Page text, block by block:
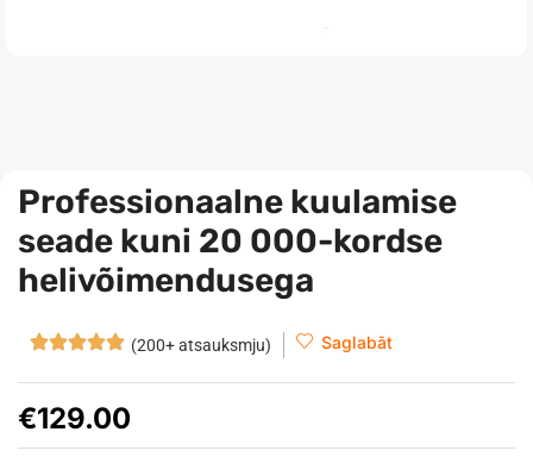
Professionaalne kuulamise
seade kuni 20 000-kordse
helivõimendusega
(200+ atsauksmju) Saglabāt
€129.00